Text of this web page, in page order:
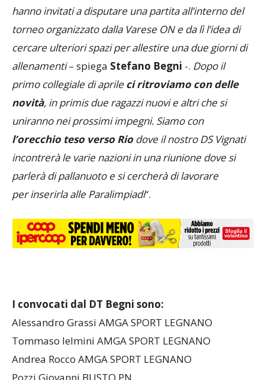
hanno invitati a disputare una partita all’interno del
torneo organizzato dalla Varese ON e da lì l’idea di
cercare ulteriori spazi per allestire una due giorni di
allenamenti– spiega Stefano Begni -. Dopo il
primo collegiale di aprile ci ritroviamo con delle
novità, in primis due ragazzi nuovi e altri che si
uniranno nei prossimi impegni. Siamo con
l’orecchio teso verso Rio dove il nostro DS Vignati
incontrerà le varie nazioni in una riunione dove si
parlerà di pallanuoto e si cercherà di lavorare
per inserirla alle Paralimpiadi“.
I convocati dal DT Begni sono:
Alessandro Grassi AMGA SPORT LEGNANO
Tommaso Ielmini AMGA SPORT LEGNANO
Andrea Rocco AMGA SPORT LEGNANO